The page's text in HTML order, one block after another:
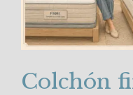
Colchón